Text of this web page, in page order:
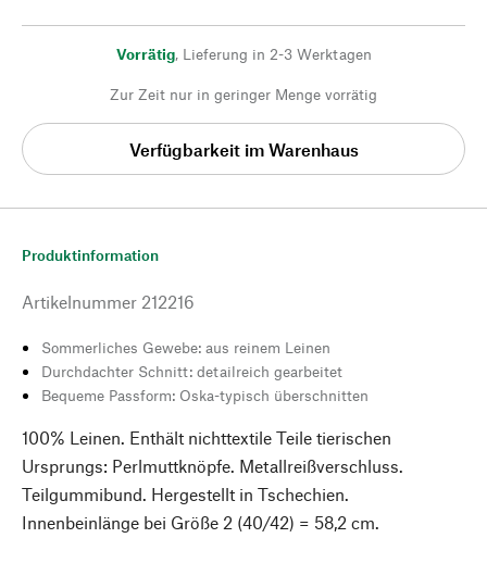
Vorrätig, Lieferung in 2-3 Werktagen
Zur Zeit nur in geringer Menge vorrätig
Verfügbarkeit im Warenhaus
Produktinformation
Artikelnummer 212216
Sommerliches Gewebe: aus reinem Leinen
Durchdachter Schnitt: detailreich gearbeitet
Bequeme Passform: Oska-typisch überschnitten
100% Leinen. Enthält nichttextile Teile tierischen
Ursprungs: Perlmuttknöpfe. Metallreißverschluss.
Teilgummibund. Hergestellt in Tschechien.
Innenbeinlänge bei Größe 2 (40/42) = 58,2 cm.